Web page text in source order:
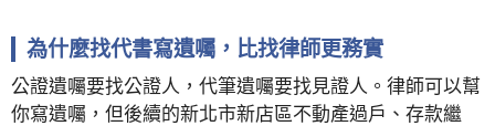
為什麼找代書寫遺囑，比找律師更務實
公證遺囑要找公證人，代筆遺囑要找見證人。律師可以幫
你寫遺囑，但後續的新北市新店區不動產過戶、存款繼